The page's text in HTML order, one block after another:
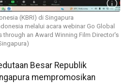
(KBRI) di Singapura
melalui acara webinar Go Global
through an Award Winning Film Director's
Besar Republik
mempromosikan